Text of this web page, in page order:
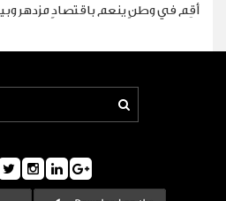
أقِم في وطنٍ ينعم باقتصادٍ مزدهر